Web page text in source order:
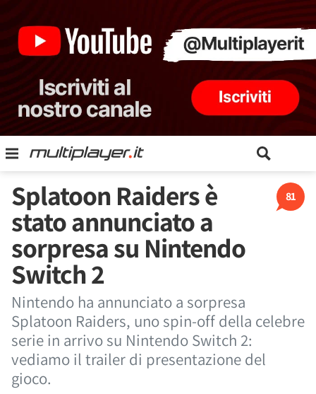
81
Splatoon Raiders è
stato annunciato a
sorpresa su Nintendo
Switch 2
Nintendo ha annunciato a sorpresa
Splatoon Raiders, uno spin-off della celebre
serie in arrivo su Nintendo Switch 2:
vediamo il trailer di presentazione del
gioco.